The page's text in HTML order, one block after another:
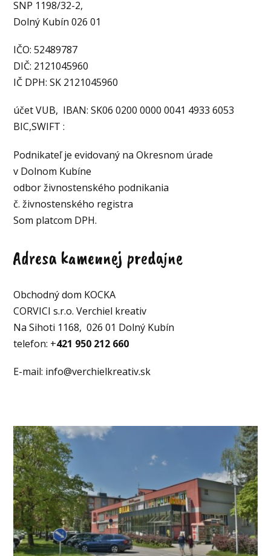
SNP 1198/32-2,
Dolný Kubín 026 01
IČO: 52489787
DIČ: 2121045960
IČ DPH: SK 2121045960
účet VUB, IBAN: SK06 0200 0000 0041 4933 6053
BIC,SWIFT :
Podnikateľ je evidovaný na Okresnom úrade
v Dolnom Kubíne
odbor živnostenského podnikania
č. živnostenského registra
Som platcom DPH.
Adresa kamennej predajne
Obchodný dom KOCKA
CORVICI s.r.o. Verchiel kreativ
Na Sihoti 1168, 026 01 Dolný Kubín
telefon: +421 950 212 660
E-mail: info@verchielkreativ.sk